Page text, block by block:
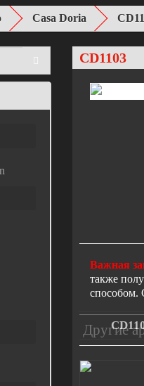
Casa Doria
CD1103
Важная
также
способом.
Другие